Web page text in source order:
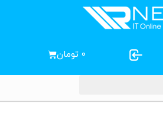
۰ تومان